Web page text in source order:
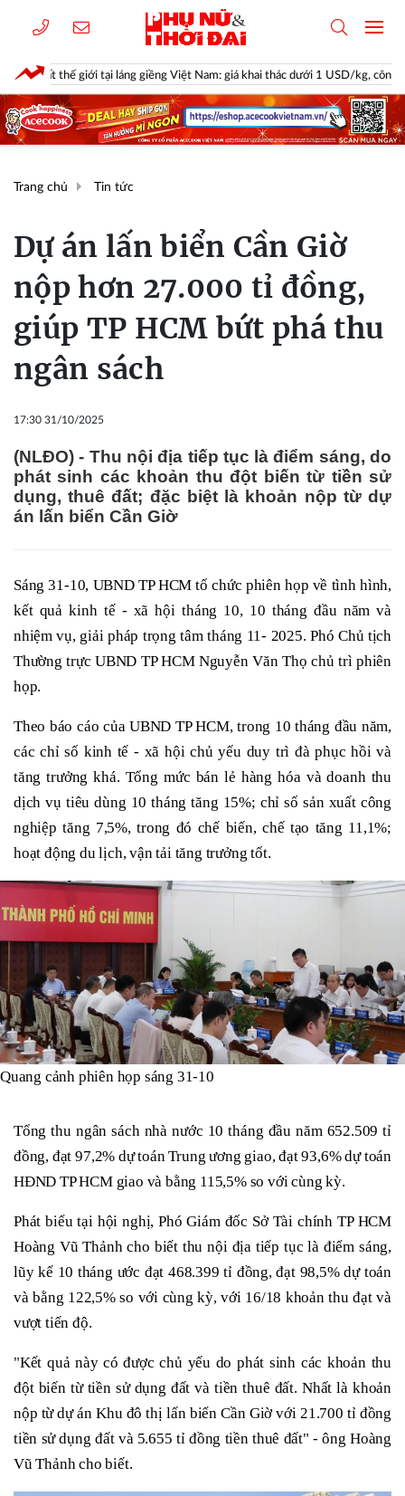
giềng Việt Nam: giá khai thác dưới 1 USD/kg, công ty được Bill Gates,
Trang chủ Tin tức
Dự án lấn biển Cần Giờ
nộp hơn 27.000 tỉ đồng,
giúp TP HCM bứt phá thu
ngân sách
17:30 31/10/2025
(NLĐO) - Thu nội địa tiếp tục là điểm sáng, do
phát sinh các khoản thu đột biến từ tiền sử
dụng, thuê đất; đặc biệt là khoản nộp từ dự
án lấn biển Cần Giờ
Sáng 31-10, UBND TP HCM tổ chức phiên họp về tình hình,
kết quả kinh tế - xã hội tháng 10, 10 tháng đầu năm và
nhiệm vụ, giải pháp trọng tâm tháng 11- 2025. Phó Chủ tịch
Thường trực UBND TP HCM Nguyễn Văn Thọ chủ trì phiên
họp.
Theo báo cáo của UBND TP HCM, trong 10 tháng đầu năm,
các chỉ số kinh tế - xã hội chủ yếu duy trì đà phục hồi và
tăng trưởng khá. Tổng mức bán lẻ hàng hóa và doanh thu
dịch vụ tiêu dùng 10 tháng tăng 15%; chỉ số sản xuất công
nghiệp tăng 7,5%, trong đó chế biến, chế tạo tăng 11,1%;
hoạt động du lịch, vận tải tăng trưởng tốt.
Quang cảnh phiên họp sáng 31-10
Tổng thu ngân sách nhà nước 10 tháng đầu năm 652.509 tỉ
đồng, đạt 97,2% dự toán Trung ương giao, đạt 93,6% dự toán
HĐND TP HCM giao và bằng 115,5% so với cùng kỳ.
Phát biểu tại hội nghị, Phó Giám đốc Sở Tài chính TP HCM
Hoàng Vũ Thảnh cho biết thu nội địa tiếp tục là điểm sáng,
lũy kế 10 tháng ước đạt 468.399 tỉ đồng, đạt 98,5% dự toán
và bằng 122,5% so với cùng kỳ, với 16/18 khoản thu đạt và
vượt tiến độ.
"Kết quả này có được chủ yếu do phát sinh các khoản thu
đột biến từ tiền sử dụng đất và tiền thuê đất. Nhất là khoản
nộp từ dự án Khu đô thị lấn biển Cần Giờ với 21.700 tỉ đồng
tiền sử dụng đất và 5.655 tỉ đồng tiền thuê đất" - ông Hoàng
Vũ Thảnh cho biết.